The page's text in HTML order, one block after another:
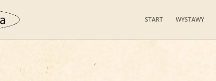
START WYSTAWY